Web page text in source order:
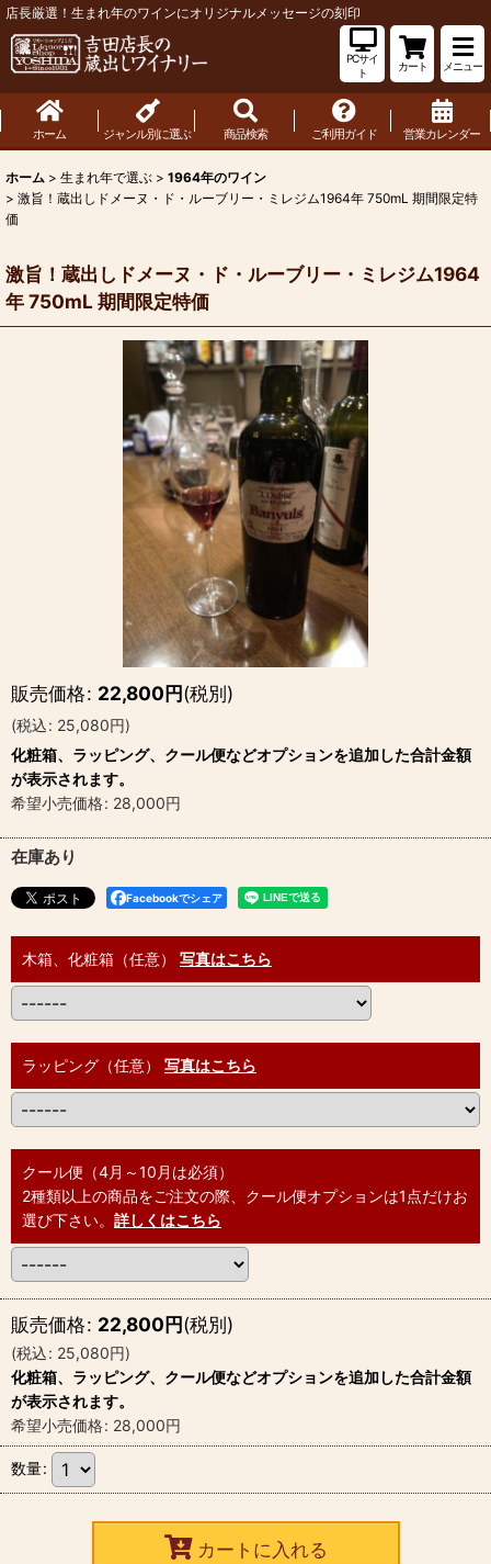
店長厳選！生まれ年のワインにオリジナルメッセージの刻印
PCサイ
ト
カート メニュー
ホーム ジャンル別に選ぶ 商品検索 ご利用ガイド 営業カレンダー
ホーム > 生まれ年で選ぶ > 1964年のワイン
> 激旨！蔵出しドメーヌ・ド・ルーブリー・ミレジム1964年 750mL 期間限定特
価
激旨！蔵出しドメーヌ・ド・ルーブリー・ミレジム1964
年 750mL 期間限定特価
販売価格: 22,800円(税別)
(税込: 25,080円)
化粧箱、ラッピング、クール便などオプションを追加した合計金額
が表示されます。
希望小売価格: 28,000円
在庫あり
Facebookでシェア
木箱、化粧箱（任意） 写真はこちら
ラッピング（任意） 写真はこちら
クール便（4月～10月は必須）
2種類以上の商品をご注文の際、クール便オプションは1点だけお
選び下さい。 詳しくはこちら
販売価格: 22,800円(税別)
(税込: 25,080円)
化粧箱、ラッピング、クール便などオプションを追加した合計金額
が表示されます。
希望小売価格: 28,000円
数量:
カートに入れる